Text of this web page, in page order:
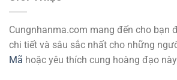
Cungnhanma.com mang đến cho bạn
chi tiết và sâu sắc nhất cho những
Mã hoặc yêu thích cung hoàng đạo